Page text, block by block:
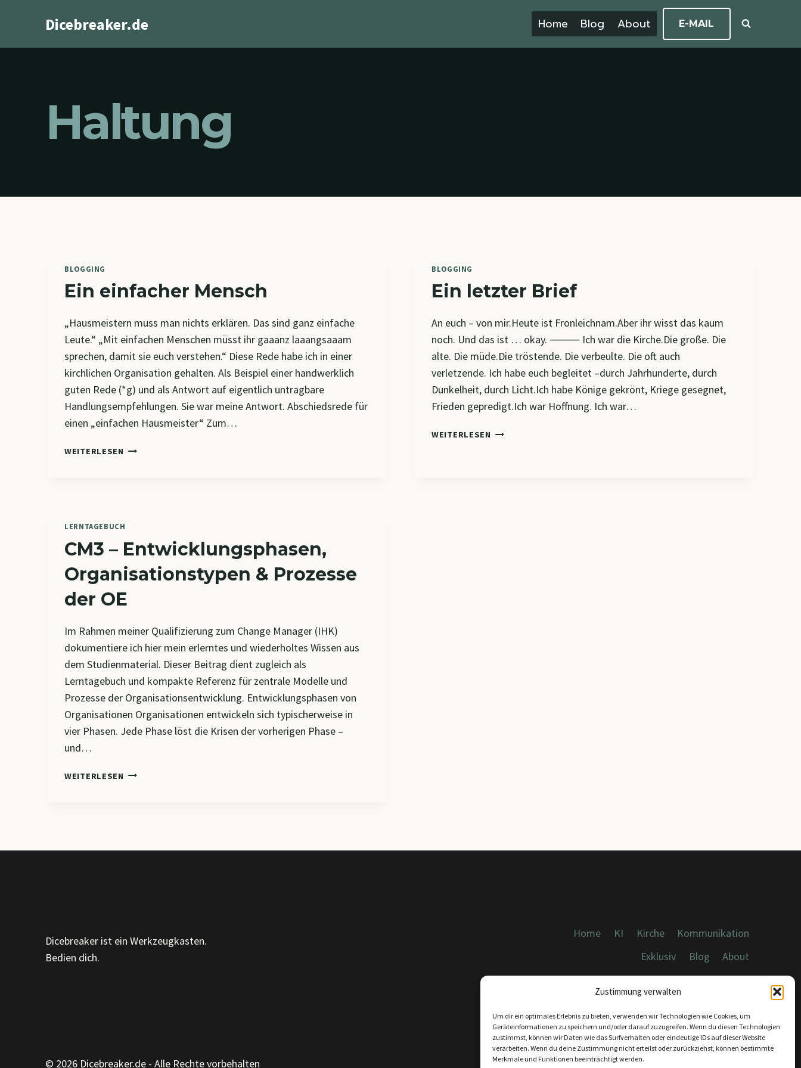
Zustimmung verwalten
Um dir ein optimales Erlebnis zu bieten, verwenden wir Technologien wie Cookies, um
Geräteinformationen zu speichern und/oder darauf zuzugreifen. Wenn du diesen Technologien
zustimmst, können wir Daten wie das Surfverhalten oder eindeutige IDs auf dieser Website
verarbeiten. Wenn du deine Zustimmung nicht erteilst oder zurückziehst, können bestimmte
Merkmale und Funktionen beeinträchtigt werden.
Dicebreaker.de Home Blog About E-MAIL
Haltung
BLOGGING
Ein einfacher Mensch
„Hausmeistern muss man nichts erklären. Das sind ganz einfache
Leute.“ „Mit einfachen Menschen müsst ihr gaaanz laaangsaaam
sprechen, damit sie euch verstehen.“ Diese Rede habe ich in einer
kirchlichen Organisation gehalten. Als Beispiel einer handwerklich
guten Rede (*g) und als Antwort auf eigentlich untragbare
Handlungsempfehlungen. Sie war meine Antwort. Abschiedsrede für
einen „einfachen Hausmeister“ Zum…
WEITERLESEN EIN
BLOGGING
Ein letzter Brief
An euch – von mir.Heute ist Fronleichnam.Aber ihr wisst das kaum
noch. Und das ist … okay. ⸻ Ich war die Kirche.Die große. Die
alte. Die müde.Die tröstende. Die verbeulte. Die oft auch
verletzende. Ich habe euch begleitet –durch Jahrhunderte, durch
Dunkelheit, durch Licht.Ich habe Könige gekrönt, Kriege gesegnet,
Frieden gepredigt.Ich war Hoffnung. Ich war…
WEITERLESEN EIN
LERNTAGEBUCH
CM3 – Entwicklungsphasen,
Organisationstypen & Prozesse
der OE
Im Rahmen meiner Qualifizierung zum Change Manager (IHK)
dokumentiere ich hier mein erlerntes und wiederholtes Wissen aus
dem Studienmaterial. Dieser Beitrag dient zugleich als
Lerntagebuch und kompakte Referenz für zentrale Modelle und
Prozesse der Organisationsentwicklung. Entwicklungsphasen von
Organisationen Organisationen entwickeln sich typischerweise in
vier Phasen. Jede Phase löst die Krisen der vorherigen Phase –
und…
WEITERLESEN CM3
Dicebreaker ist ein Werkzeugkasten.
Bedien dich.
Home KI Kirche
Kommunikation
Exklusiv
Blog
About
Cookies, Datenschutz, Impressum
© 2026 Dicebreaker.de - Alle Rechte vorbehalten
KONTAKT: